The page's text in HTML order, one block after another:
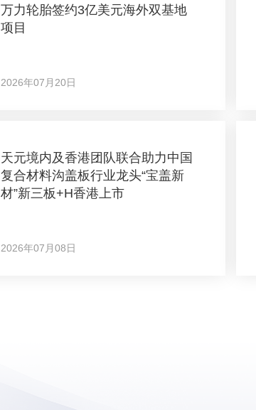
万力轮胎签约3亿美元海外双基地
项目
2026年07月20日
天元境内及香港团队联合助力中国
复合材料沟盖板行业龙头“宝盖新
材”新三板+H香港上市
2026年07月08日